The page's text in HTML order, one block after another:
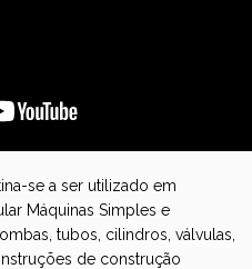
se a ser utilizado em
Máquinas Simples e
tubos, cilindros, válvulas,
de construção